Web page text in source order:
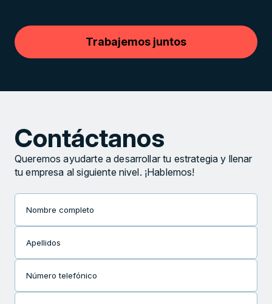
Trabajemos juntos
Contáctanos
Queremos ayudarte a desarrollar tu estrategia y llenar
tu empresa al siguiente nivel. ¡Hablemos!
Nombre completo
Apellidos
Número telefónico
Correo electrónico